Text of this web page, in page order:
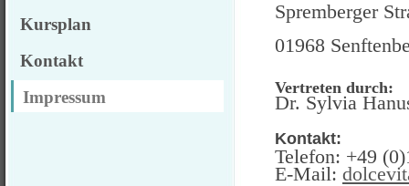
Kursplan
Kontakt
Impressum
Spremberger
01968
Vertreten durch:
Dr. Sylvia
Kontakt:
Telefon: +49
E-Mail: